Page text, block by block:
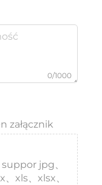
0/1000
załącznik
jpg、
xls、xlsx、